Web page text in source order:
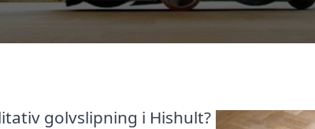
golvslipning i Hishult?